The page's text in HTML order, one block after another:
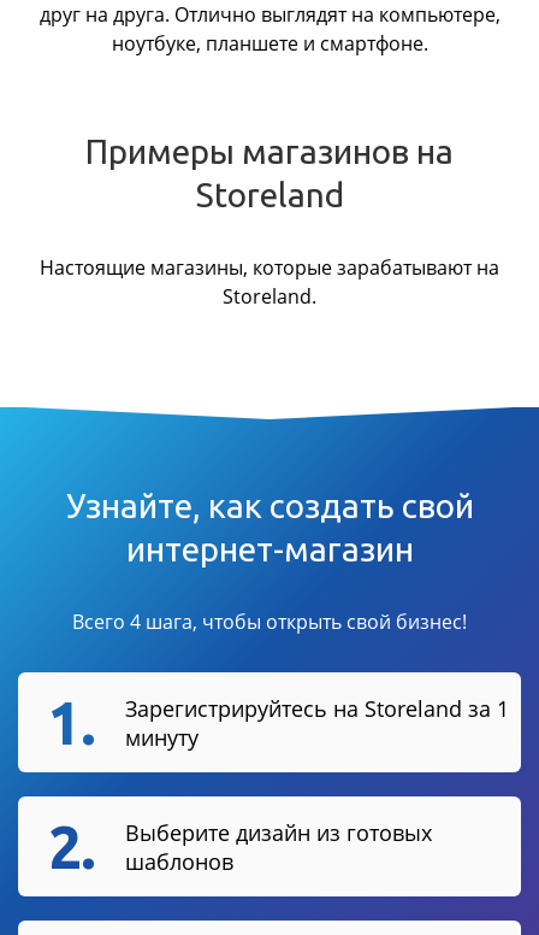
друг на друга. Отлично выглядят на компьютере,
ноутбуке, планшете и смартфоне.
Примеры магазинов на
Storeland
Настоящие магазины, которые зарабатывают на
Storeland.
Узнайте, как создать свой
интернет-магазин
Всего 4 шага, чтобы открыть свой бизнес!
1.
Зарегистрируйтесь на Storeland за 1
минуту
2.
Выберите дизайн из готовых
шаблонов